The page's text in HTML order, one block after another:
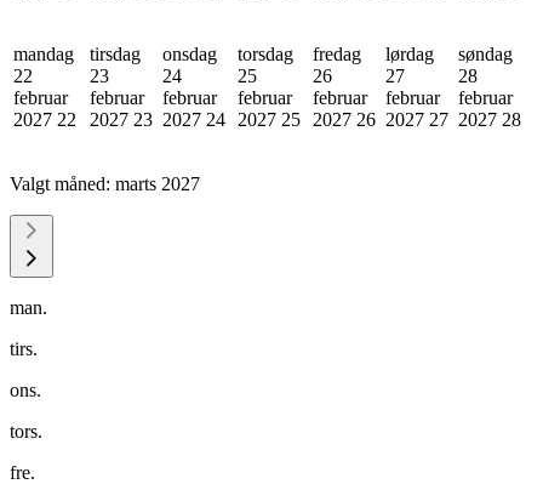
mandag
22
februar
2027 22
tirsdag
23
februar
2027 23
onsdag
24
februar
2027 24
torsdag
25
februar
2027 25
fredag
26
februar
2027 26
lørdag
27
februar
2027 27
søndag
28
februar
2027 28
Valgt måned: marts 2027
man.
tirs.
ons.
tors.
fre.